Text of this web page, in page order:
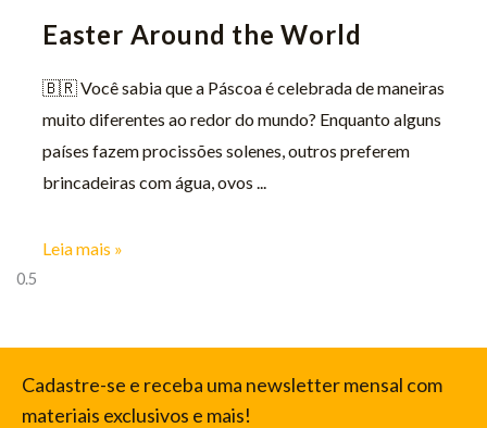
Easter Around the World
🇧🇷 Você sabia que a Páscoa é celebrada de maneiras
muito diferentes ao redor do mundo? Enquanto alguns
países fazem procissões solenes, outros preferem
brincadeiras com água, ovos
Leia mais »
Cadastre-se e receba uma newsletter mensal com
materiais exclusivos e mais!